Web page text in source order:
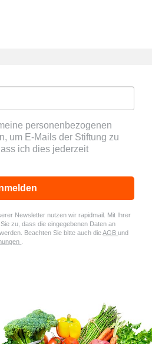
personenbezogenen
um E-Mails der Stiftung zu
ich dies jederzeit
Newsletter nutzen wir rapidmail. Mit Ihrer
zu, dass die eingegebenen Daten an
Beachten Sie bitte auch dieAGBund